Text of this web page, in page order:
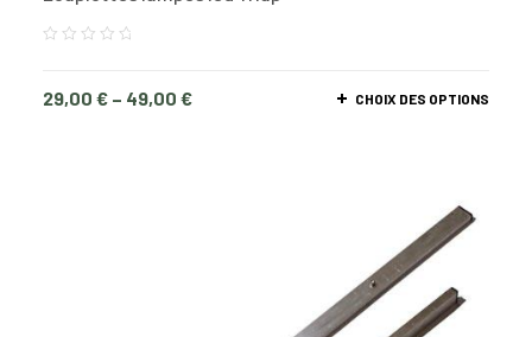
29,00 € – 49,00 € CHOIX DES OPTIONS